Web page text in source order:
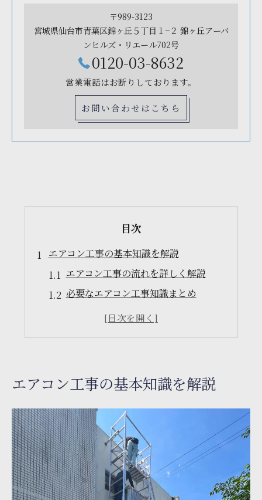
〒989-3123
宮城県仙台市青葉区錦ヶ丘５丁目１−２ 錦ヶ丘アーバ
ンヒルズ・リエール702号
0120-03-8632
営業電話はお断りしております。
お問い合わせはこちら
目次
エアコン工事の基本知識を解説
エアコン工事の流れを詳しく解説
必要なエアコン工事知識まとめ
エアコン工事の初歩的なポイント
エアコン工事で失敗しないためのポイント
失敗しないための工事準備法
エアコン工事の落とし穴を回避
工事前に確認すべき重要ポイント
事前準備でトラブルを防ぐ方法
成功するエアコン工事の秘訣
エアコン工事の基本知識を解説